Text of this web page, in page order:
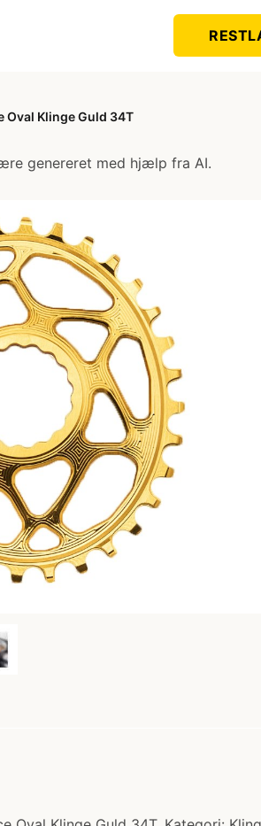
Oval Klinge Guld 34T
genereret med hjælp fra AI.